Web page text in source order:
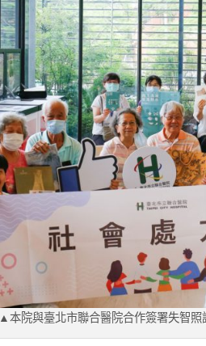
▲本院與臺北市聯合醫院合作簽署失智照